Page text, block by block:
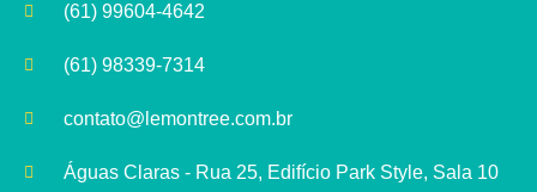
(61) 99604-4642
(61) 98339-7314
contato@lemontree.com.br
Águas Claras - Rua 25, Edifício Park Style, Sala 10